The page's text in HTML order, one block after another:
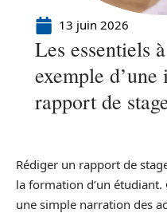
13 juin 2026
Les essentiels
exemple
rapport de
Rédiger un rapport de
la formation d’un
une simple narration des